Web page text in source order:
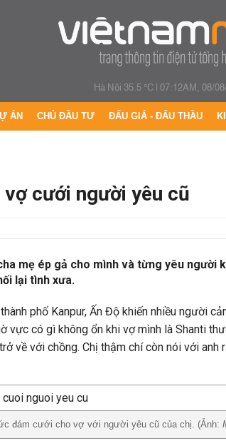
Hà Nội 35.5 °C|07:12AM, 08/
ÁN CHỦ ĐẦU TƯ ĐẤU GIÁ - ĐẤU THẦU
vợ cưới người yêu cũ
mẹ ép gả cho mình và từng yêu người
lại tình xưa.
phố Kanpur, Ấn Độ khiến nhiều người
vực có gì không ổn khi vợ mình là Shanti
về với chồng. Chị thậm chí còn nói với anh
đám cưới cho vợ với người yêu cũ của chị. (Ảnh: